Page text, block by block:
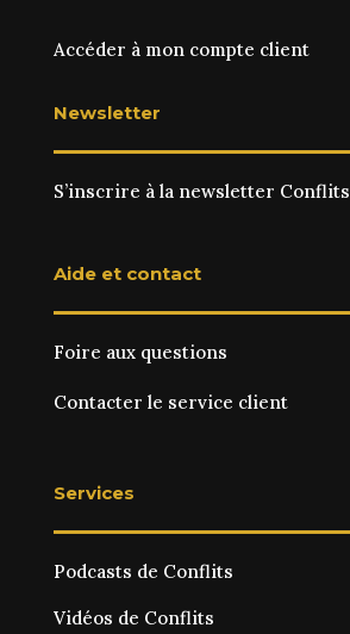
Accéder à mon compte client
Newsletter
S’inscrire à la newsletter Conflits
Aide et contact
Foire aux questions
Contacter le service client
Services
Podcasts de Conflits
Vidéos de Conflits